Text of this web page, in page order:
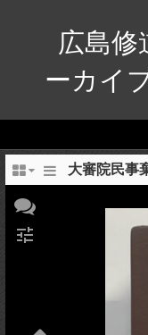
広島
ーカイ
大審院民事
tune